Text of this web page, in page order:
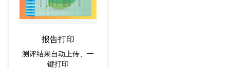
报告打印
测评结果自动上传、一
键打印